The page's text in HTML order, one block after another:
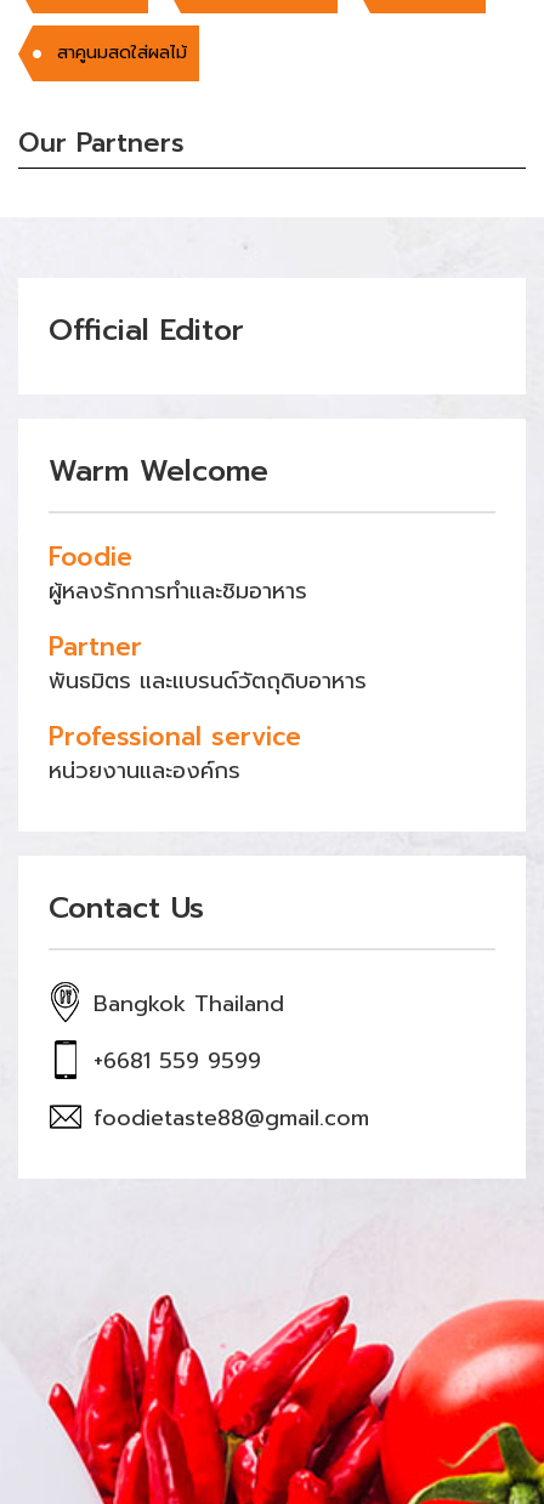
สาคูนมสดใส่ผลไม้
Our Partners
Official Editor
Warm Welcome
Foodie
ผู้หลงรักการทำและชิมอาหาร
Partner
พันธมิตร และแบรนด์วัตถุดิบอาหาร
Professional service
หน่วยงานและองค์กร
Contact Us
Bangkok Thailand
+6681 559 9599
foodietaste88@gmail.com